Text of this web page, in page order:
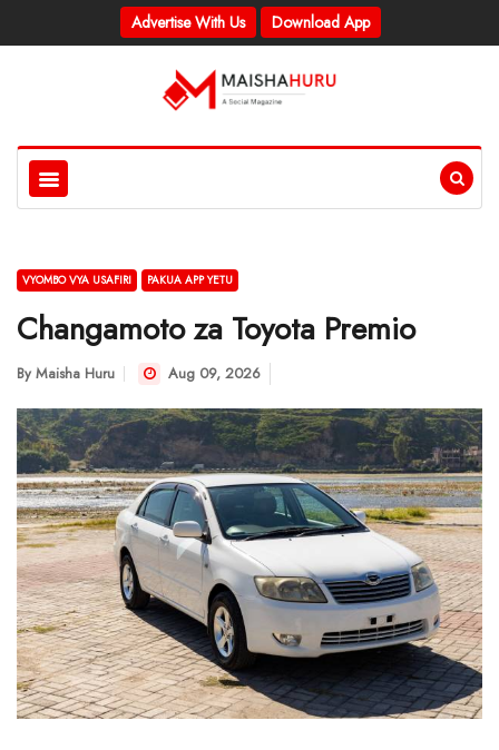
Advertise With Us Download App
VYOMBO VYA USAFIRI PAKUA APP YETU
Changamoto za Toyota Premio
By Maisha Huru Aug 09, 2026